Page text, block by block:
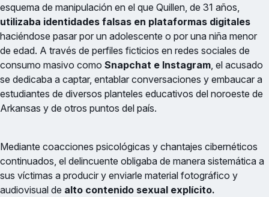
esquema de manipulación en el que Quillen, de 31 años,
utilizaba identidades falsas en plataformas digitales
haciéndose pasar por un adolescente o por una niña menor
de edad. A través de perfiles ficticios en redes sociales de
consumo masivo como Snapchat e Instagram, el acusado
se dedicaba a captar, entablar conversaciones y embaucar a
estudiantes de diversos planteles educativos del noroeste de
Arkansas y de otros puntos del país.
Mediante coacciones psicológicas y chantajes cibernéticos
continuados, el delincuente obligaba de manera sistemática a
sus víctimas a producir y enviarle material fotográfico y
audiovisual de alto contenido sexual explícito.